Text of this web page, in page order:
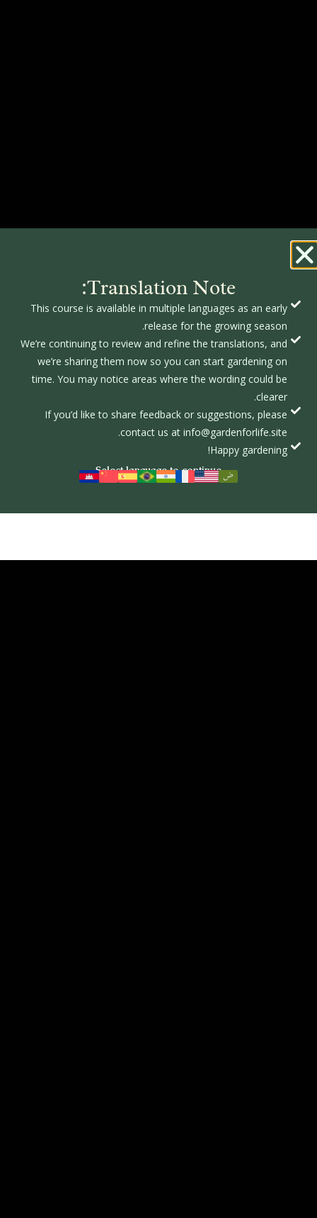
Translation Note:
This course is available in multiple languages as an early
release for the growing season.
We’re continuing to review and refine the translations, and
we’re sharing them now so you can start gardening on
time. You may notice areas where the wording could be
clearer.
If you’d like to share feedback or suggestions, please
contact us at info@gardenforlife.site.
Happy gardening!
Select language to continue